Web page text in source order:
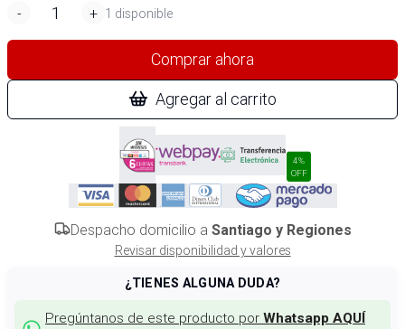
-
+ 1 disponible
Comprar ahora
Agregar al carrito
4%
OFF
Despacho domicilio a Santiago y Regiones
Revisar disponibilidad y valores
¿TIENES ALGUNA DUDA?
Pregúntanos de este producto por Whatsapp AQUÍ